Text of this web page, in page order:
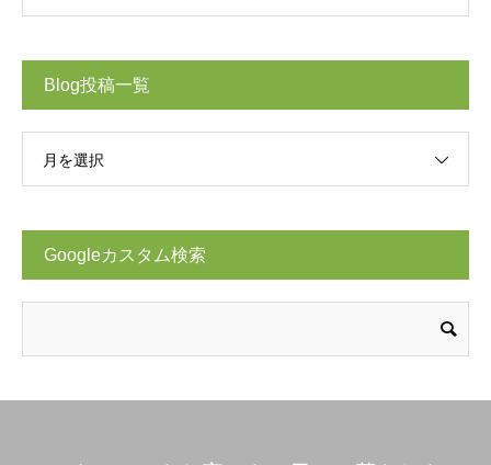
Blog投稿一覧
月を選択
Googleカスタム検索